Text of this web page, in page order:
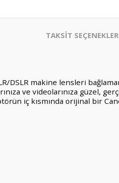
TAKSİT
DSLR makine lensleri
ve videolarınıza güzel,
iç kısmında orijinal bir